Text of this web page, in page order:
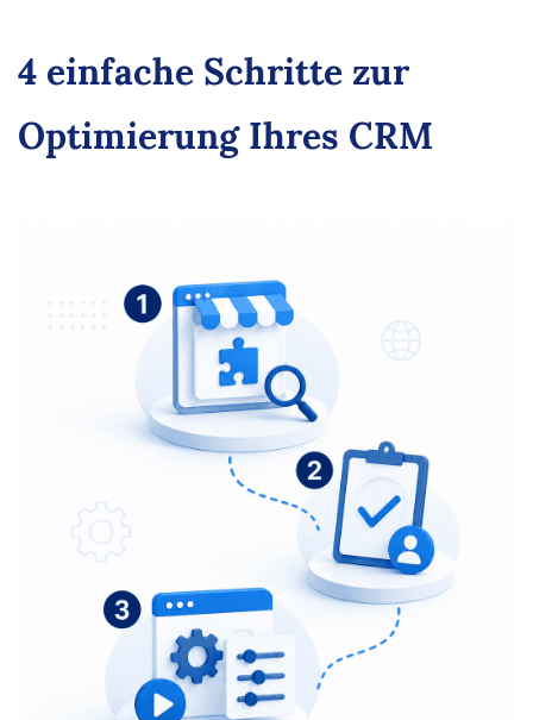
4 einfache Schritte zur
Optimierung Ihres CRM